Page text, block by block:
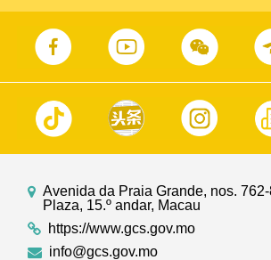
Avenida da Praia Grande, nos.
Plaza, 15.º andar, Macau
https://www.gcs.gov.mo
info@gcs.gov.mo